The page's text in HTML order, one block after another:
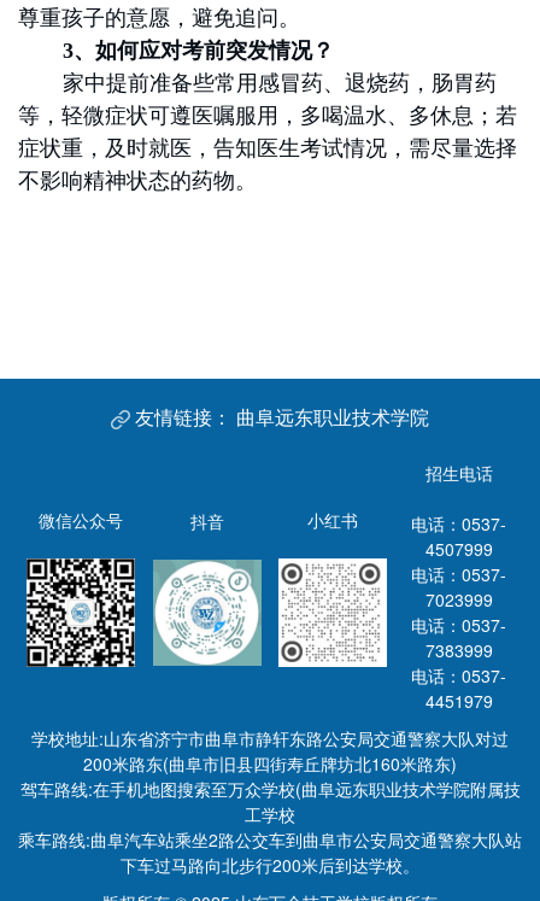
尊重孩子的意愿，避免追问。
3、 如何应对考前突发情况？
家中提前准备些常用感冒药、退烧药，肠胃药
等，轻微症状可遵医嘱服用，多喝温水、多休息；若
症状重，及时就医，告知医生考试情况，需尽量选择
不影响精神状态的药物。
友情链接： 曲阜远东职业技术学院
微信公众号 抖音 小红书
招生电话
电话：0537-
4507999
电话：0537-
7023999
电话：0537-
7383999
电话：0537-
4451979
学校地址:山东省济宁市曲阜市静轩东路公安局交通警察大队对过
200米路东(曲阜市旧县四街寿丘牌坊北160米路东)
驾车路线:在手机地图搜索至万众学校(曲阜远东职业技术学院附属技
工学校
乘车路线:曲阜汽车站乘坐2路公交车到曲阜市公安局交通警察大队站
下车过马路向北步行200米后到达学校。